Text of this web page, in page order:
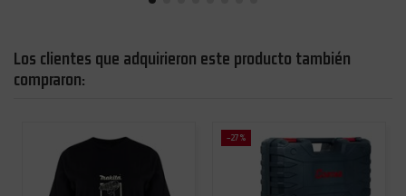
Los clientes que adquirieron este producto también
compraron:
-27%